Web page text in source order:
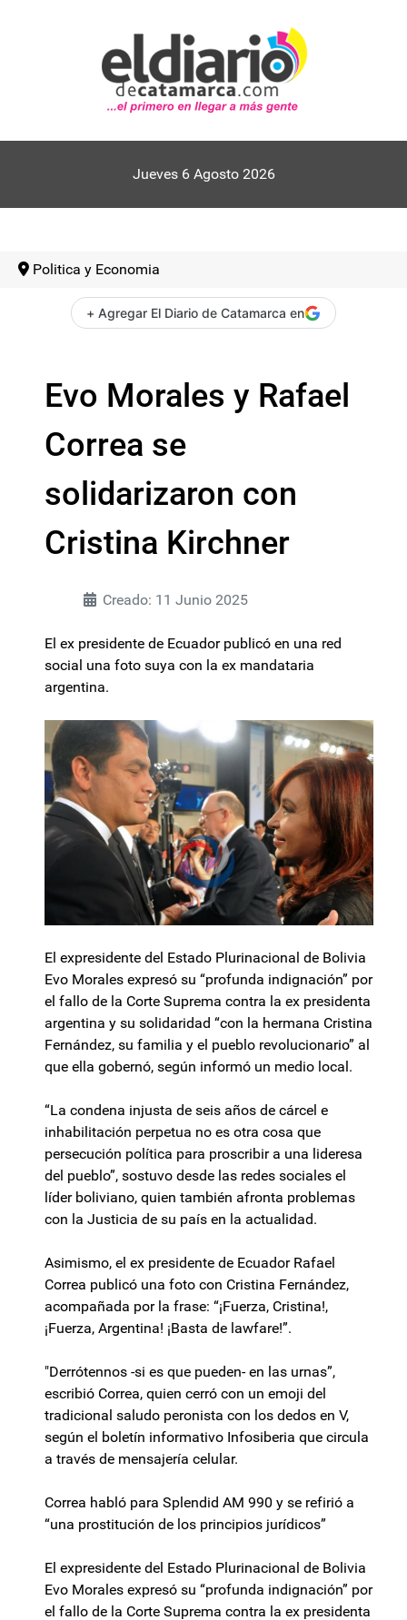
Jueves 6 Agosto 2026
Politica y Economia
+ Agregar El Diario de Catamarca en
Evo Morales y Rafael
Correa se
solidarizaron con
Cristina Kirchner
Creado: 11 Junio 2025
El ex presidente de Ecuador publicó en una red
social una foto suya con la ex mandataria
argentina.
El expresidente del Estado Plurinacional de Bolivia
Evo Morales expresó su “profunda indignación” por
el fallo de la Corte Suprema contra la ex presidenta
argentina y su solidaridad “con la hermana Cristina
Fernández, su familia y el pueblo revolucionario” al
que ella gobernó, según informó un medio local.
“La condena injusta de seis años de cárcel e
inhabilitación perpetua no es otra cosa que
persecución política para proscribir a una lideresa
del pueblo”, sostuvo desde las redes sociales el
líder boliviano, quien también afronta problemas
con la Justicia de su país en la actualidad.
Asimismo, el ex presidente de Ecuador Rafael
Correa publicó una foto con Cristina Fernández,
acompañada por la frase: “¡Fuerza, Cristina!,
¡Fuerza, Argentina! ¡Basta de lawfare!”.
"Derrótennos -si es que pueden- en las urnas”,
escribió Correa, quien cerró con un emoji del
tradicional saludo peronista con los dedos en V,
según el boletín informativo Infosiberia que circula
a través de mensajería celular.
Correa habló para Splendid AM 990 y se refirió a
“una prostitución de los principios jurídicos”
El expresidente del Estado Plurinacional de Bolivia
Evo Morales expresó su “profunda indignación” por
el fallo de la Corte Suprema contra la ex presidenta